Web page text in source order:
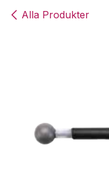
Alla Produkter